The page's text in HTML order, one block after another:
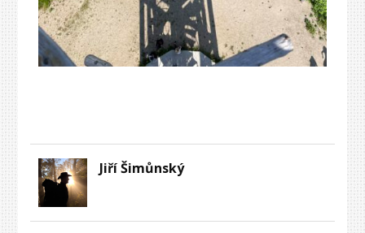
Jiří Šimůnský